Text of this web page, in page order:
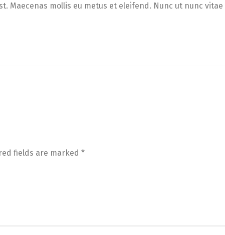
Maecenas mollis eu metus et eleifend. Nunc ut nunc
fields are marked *